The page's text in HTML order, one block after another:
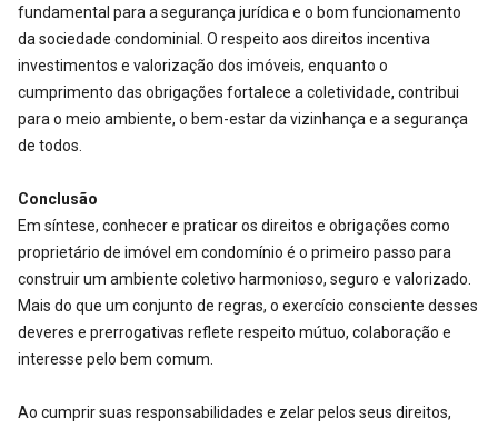
fundamental para a segurança jurídica e o bom funcionamento
da sociedade condominial. O respeito aos direitos incentiva
investimentos e valorização dos imóveis, enquanto o
cumprimento das obrigações fortalece a coletividade, contribui
para o meio ambiente, o bem-estar da vizinhança e a segurança
de todos.
Conclusão
Em síntese, conhecer e praticar os direitos e obrigações como
proprietário de imóvel em condomínio é o primeiro passo para
construir um ambiente coletivo harmonioso, seguro e valorizado.
Mais do que um conjunto de regras, o exercício consciente desses
deveres e prerrogativas reflete respeito mútuo, colaboração e
interesse pelo bem comum.
Ao cumprir suas responsabilidades e zelar pelos seus direitos,